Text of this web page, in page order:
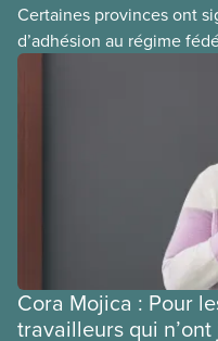
Certaines provinces ont
d’adhésion au régime
médicaments. Les
ces provinces
régime pourrait avoir sur
Cora Mojica : Pour
travailleurs qui